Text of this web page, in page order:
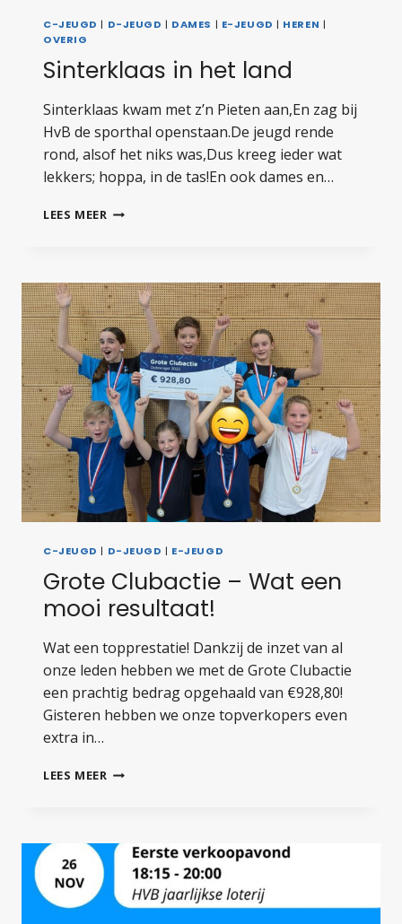
C-JEUGD | D-JEUGD | DAMES | E-JEUGD | HEREN |
OVERIG
Sinterklaas in het land
Sinterklaas kwam met z’n Pieten aan,En zag bij
HvB de sporthal openstaan.De jeugd rende
rond, alsof het niks was,Dus kreeg ieder wat
lekkers; hoppa, in de tas!En ook dames en…
LEES MEER SINTERKLAAS
C-JEUGD | D-JEUGD | E-JEUGD
Grote Clubactie – Wat een
mooi resultaat!
Wat een topprestatie! Dankzij de inzet van al
onze leden hebben we met de Grote Clubactie
een prachtig bedrag opgehaald van €928,80!
Gisteren hebben we onze topverkopers even
extra in…
LEES MEER GROTE
EEN
MOOI
RESULTAAT!